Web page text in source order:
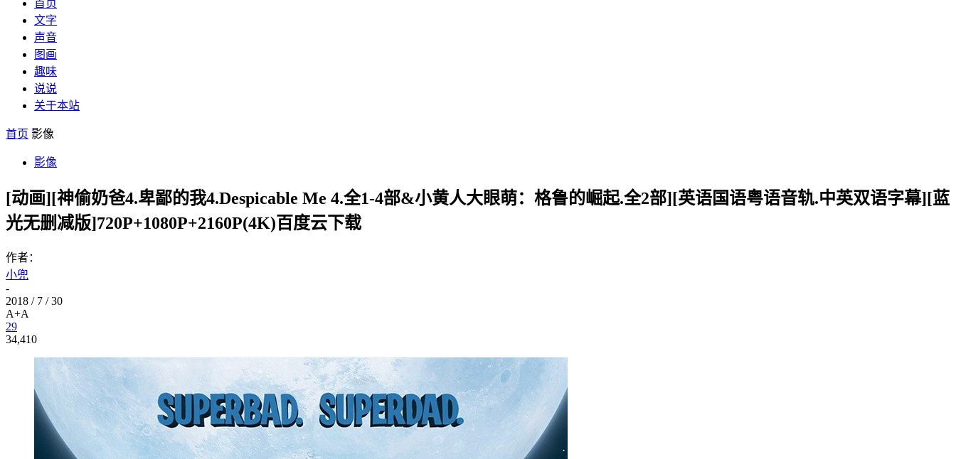
首页
文字
声音
图画
趣味
说说
关于本站
首页 影像
影像
[动画][神偷奶爸4.卑鄙的我4.Despicable Me 4.全1-4部&小黄人大眼萌：格鲁的崛起.全2部][英语国语粤语音轨.中英双语字幕][蓝
光无删减版]720P+1080P+2160P(4K)百度云下载
作者：
小兜
-
2018 / 7 / 30
A+A
29
34,410